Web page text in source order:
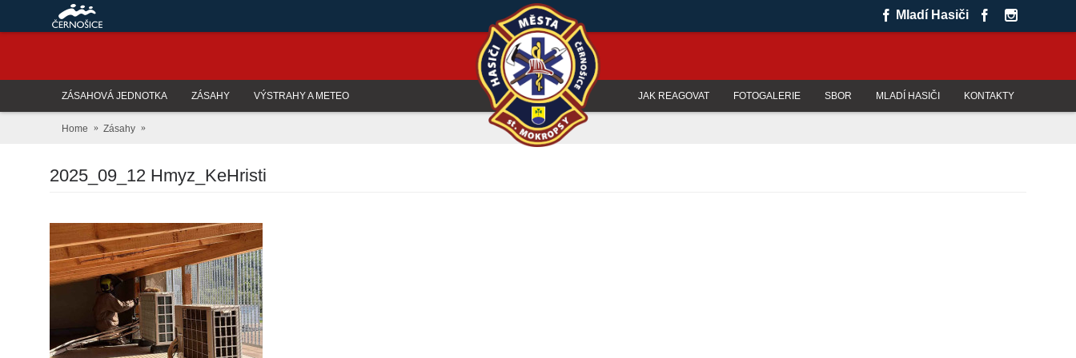
Mladí Hasiči
ZÁSAHOVÁ JEDNOTKA ZÁSAHY VÝSTRAHY A METEO KONTAKTY
MLADÍ HASIČI
SBOR
FOTOGALERIE
JAK REAGOVAT
Home Zásahy
2025_09_12 Hmyz_KeHristi